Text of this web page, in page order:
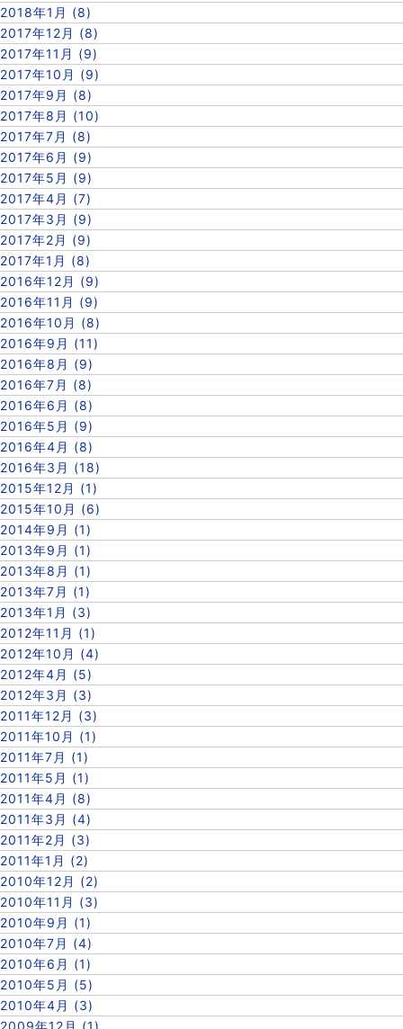
2018年1月 (8)
2017年12月 (8)
2017年11月 (9)
2017年10月 (9)
2017年9月 (8)
2017年8月 (10)
2017年7月 (8)
2017年6月 (9)
2017年5月 (9)
2017年4月 (7)
2017年3月 (9)
2017年2月 (9)
2017年1月 (8)
2016年12月 (9)
2016年11月 (9)
2016年10月 (8)
2016年9月 (11)
2016年8月 (9)
2016年7月 (8)
2016年6月 (8)
2016年5月 (9)
2016年4月 (8)
2016年3月 (18)
2015年12月 (1)
2015年10月 (6)
2014年9月 (1)
2013年9月 (1)
2013年8月 (1)
2013年7月 (1)
2013年1月 (3)
2012年11月 (1)
2012年10月 (4)
2012年4月 (5)
2012年3月 (3)
2011年12月 (3)
2011年10月 (1)
2011年7月 (1)
2011年5月 (1)
2011年4月 (8)
2011年3月 (4)
2011年2月 (3)
2011年1月 (2)
2010年12月 (2)
2010年11月 (3)
2010年9月 (1)
2010年7月 (4)
2010年6月 (1)
2010年5月 (5)
2010年4月 (3)
2009年12月 (1)